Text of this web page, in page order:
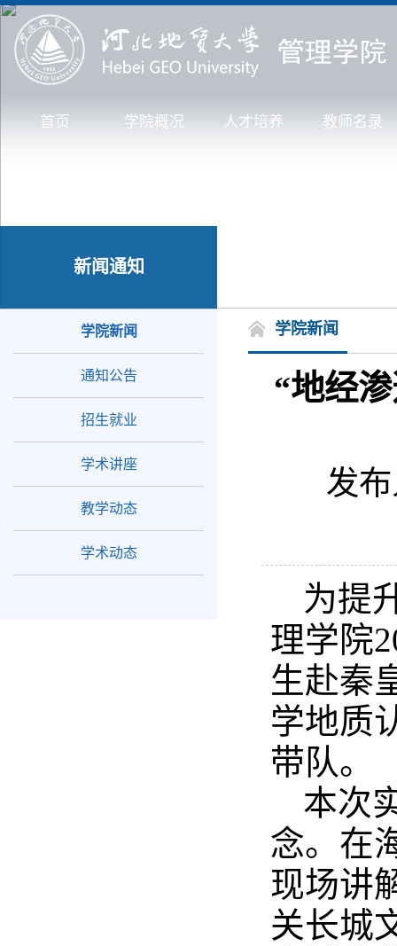
首页 学院概况 人才培养 教师名录
新闻通知
学院新闻
通知公告
招生就业
学术讲座
教学动态
学术动态
学院新闻
“地经
发
为提
理学院
生赴秦
学地质
带队。
本次
念。在
现场讲
关长城